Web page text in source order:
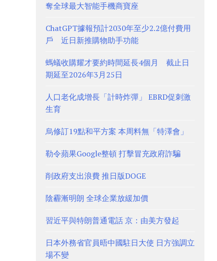
奪全球最大智能手機商寶座
ChatGPT據報預計2030年至少2.2億付費用
戶 近日新推購物助手功能
螞蟻收購耀才要約時間延長4個月 截止日
期延至2026年3月25日
人口老化成增長「計時炸彈」 EBRD促刺激
生育
烏修訂19點和平方案 本周料無「特澤會」
勒令蘋果Google整頓 打擊冒充政府詐騙
削政府支出浪費 推日版DOGE
陰霾漸明朗 全球企業放緩加價
習近平與特朗普通電話 京：由美方發起
日本外務省官員晤中國駐日大使 日方強調立
場不變